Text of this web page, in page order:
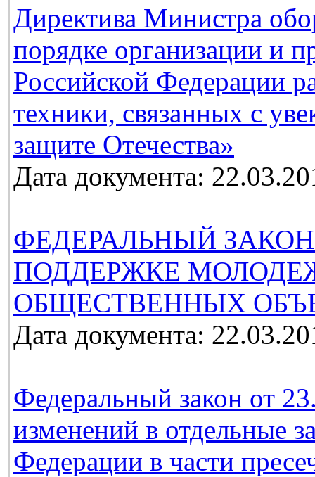
Директива Министра
порядке организации и
Российской Федерации
техники, связанных с
защите Отечества»
Дата документа:
ФЕДЕРАЛЬНЫЙ
ПОДДЕРЖКЕ
ОБЩЕСТВЕННЫХ
Дата документа:
Федеральный закон от
изменений в отдельные
Федерации в части